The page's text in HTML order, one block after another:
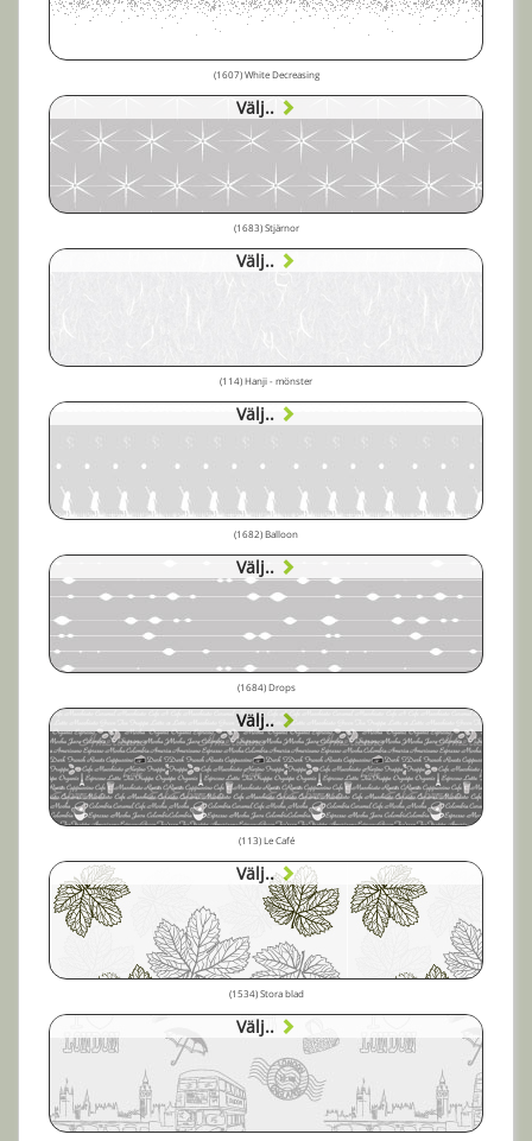
(1607) White Decreasing
Välj..
(1683) Stjärnor
Välj..
(114) Hanji - mönster
Välj..
(1682) Balloon
Välj..
(1684) Drops
Välj..
(113) Le Café
Välj..
(1534) Stora blad
Välj..